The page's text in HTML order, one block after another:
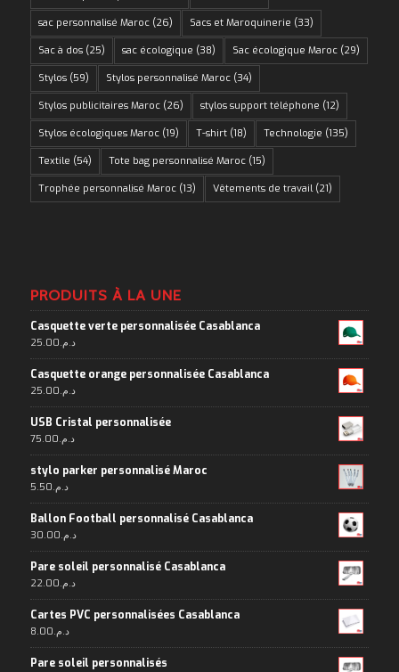
sac personnalisé Maroc(26) Sacs et Maroquinerie (33)
Sac à dos(25) sac écologique (38) Sac écologique Maroc(29)
Stylos(59) Stylos personnalisé Maroc(34)
Stylos publicitaires Maroc(26) stylos support téléphone (12)
Stylos écologiques Maroc(19) T-shirt(18) Technologie (135)
Textile (54) Tote bag personnalisé Maroc(15)
Trophée personnalisé Maroc(13) Vêtements de travail(21)
PRODUITS À LA UNE
Casquette verte personnalisée Casablanca
د.م.25.00
Casquette orange personnalisée Casablanca
د.م.25.00
USB Cristal personnalisée
د.م.75.00
stylo parker personnalisé Maroc
د.م.5.50
Ballon Football personnalisé Casablanca
د.م.30.00
Pare soleil personnalisé Casablanca
د.م.22.00
Cartes PVC personnalisées Casablanca
د.م.8.00
Pare soleil personnalisés